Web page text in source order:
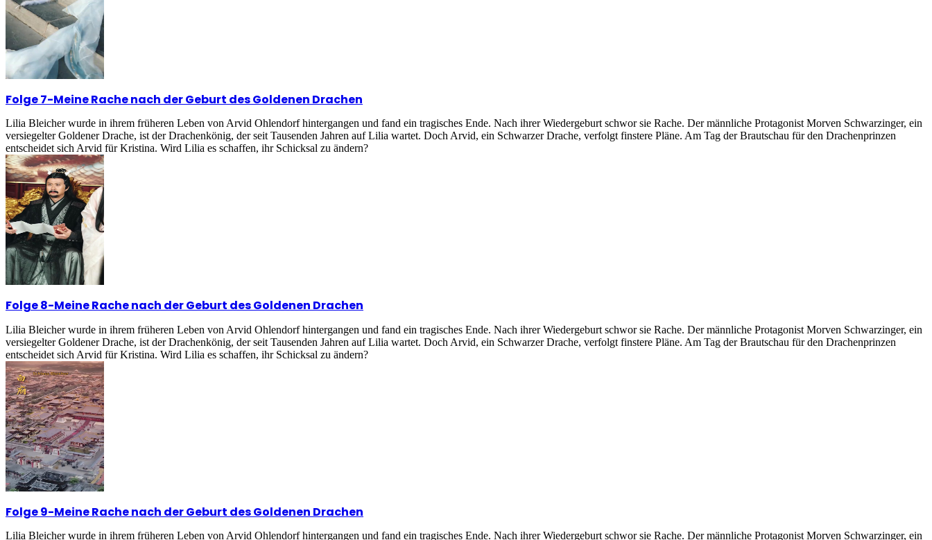
Folge 7-Meine Rache nach der Geburt des Goldenen Drachen
Lilia Bleicher wurde in ihrem früheren Leben von Arvid Ohlendorf hintergangen und fand ein tragisches Ende. Nach ihrer Wiedergeburt schwor sie Rache. Der männliche Protagonist Morven Schwarzinger, ein
versiegelter Goldener Drache, ist der Drachenkönig, der seit Tausenden Jahren auf Lilia wartet. Doch Arvid, ein Schwarzer Drache, verfolgt finstere Pläne. Am Tag der Brautschau für den Drachenprinzen
entscheidet sich Arvid für Kristina. Wird Lilia es schaffen, ihr Schicksal zu ändern?
Folge 8-Meine Rache nach der Geburt des Goldenen Drachen
Lilia Bleicher wurde in ihrem früheren Leben von Arvid Ohlendorf hintergangen und fand ein tragisches Ende. Nach ihrer Wiedergeburt schwor sie Rache. Der männliche Protagonist Morven Schwarzinger, ein
versiegelter Goldener Drache, ist der Drachenkönig, der seit Tausenden Jahren auf Lilia wartet. Doch Arvid, ein Schwarzer Drache, verfolgt finstere Pläne. Am Tag der Brautschau für den Drachenprinzen
entscheidet sich Arvid für Kristina. Wird Lilia es schaffen, ihr Schicksal zu ändern?
Folge 9-Meine Rache nach der Geburt des Goldenen Drachen
Lilia Bleicher wurde in ihrem früheren Leben von Arvid Ohlendorf hintergangen und fand ein tragisches Ende. Nach ihrer Wiedergeburt schwor sie Rache. Der männliche Protagonist Morven Schwarzinger, ein